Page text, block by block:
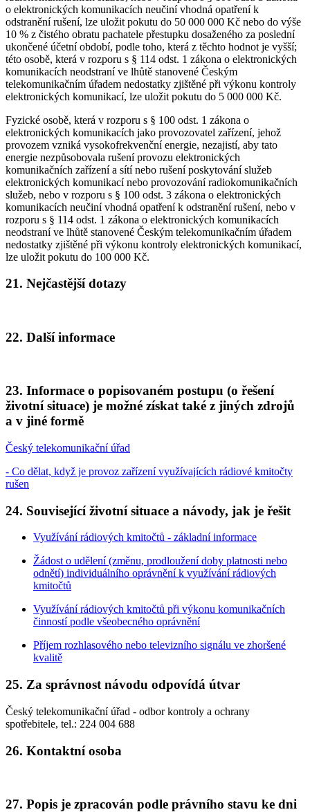
o elektronických komunikacích neučiní vhodná opatření k
odstranění rušení, lze uložit pokutu do 50 000 000 Kč nebo do výše
10 % z čistého obratu pachatele přestupku dosaženého za poslední
ukončené účetní období, podle toho, která z těchto hodnot je vyšší;
této osobě, která v rozporu s § 114 odst. 1 zákona o elektronických
komunikacích neodstraní ve lhůtě stanovené Českým
telekomunikačním úřadem nedostatky zjištěné při výkonu kontroly
elektronických komunikací, lze uložit pokutu do 5 000 000 Kč.
Fyzické osobě, která v rozporu s § 100 odst. 1 zákona o
elektronických komunikacích jako provozovatel zařízení, jehož
provozem vzniká vysokofrekvenční energie, nezajistí, aby tato
energie nezpůsobovala rušení provozu elektronických
komunikačních zařízení a sítí nebo rušení poskytování služeb
elektronických komunikací nebo provozování radiokomunikačních
služeb, nebo v rozporu s § 100 odst. 3 zákona o elektronických
komunikacích neučiní vhodná opatření k odstranění rušení, nebo v
rozporu s § 114 odst. 1 zákona o elektronických komunikacích
neodstraní ve lhůtě stanovené Českým telekomunikačním úřadem
nedostatky zjištěné při výkonu kontroly elektronických komunikací,
lze uložit pokutu do 100 000 Kč.
21. Nejčastější dotazy
22. Další informace
23. Informace o popisovaném postupu (o řešení
životní situace) je možné získat také z jiných zdrojů
a v jiné formě
Český telekomunikační úřad
- Co dělat, když je provoz zařízení využívajících rádiové kmitočty
rušen
24. Související životní situace a návody, jak je řešit
Využívání rádiových kmitočtů - základní informace
Žádost o udělení (změnu, prodloužení doby platnosti nebo
odnětí) individuálního oprávnění k využívání rádiových
kmitočtů
Využívání rádiových kmitočtů při výkonu komunikačních
činností podle všeobecného oprávnění
Příjem rozhlasového nebo televizního signálu ve zhoršené
kvalitě
25. Za správnost návodu odpovídá útvar
Český telekomunikační úřad - odbor kontroly a ochrany
spotřebitele, tel.: 224 004 688
26. Kontaktní osoba
27. Popis je zpracován podle právního stavu ke dni